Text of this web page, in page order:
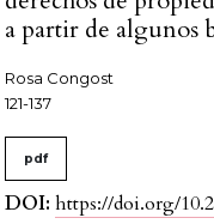
a partir de algunos
Rosa Congost
121-137
pdf
DOI: https://doi.org/